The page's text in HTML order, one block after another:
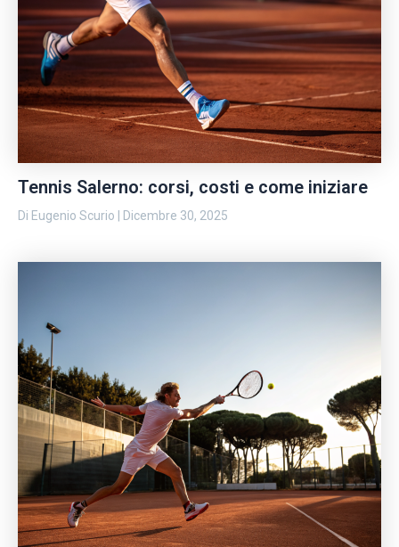
Tennis Salerno: corsi, costi e come iniziare
Di Eugenio Scurio | Dicembre 30, 2025